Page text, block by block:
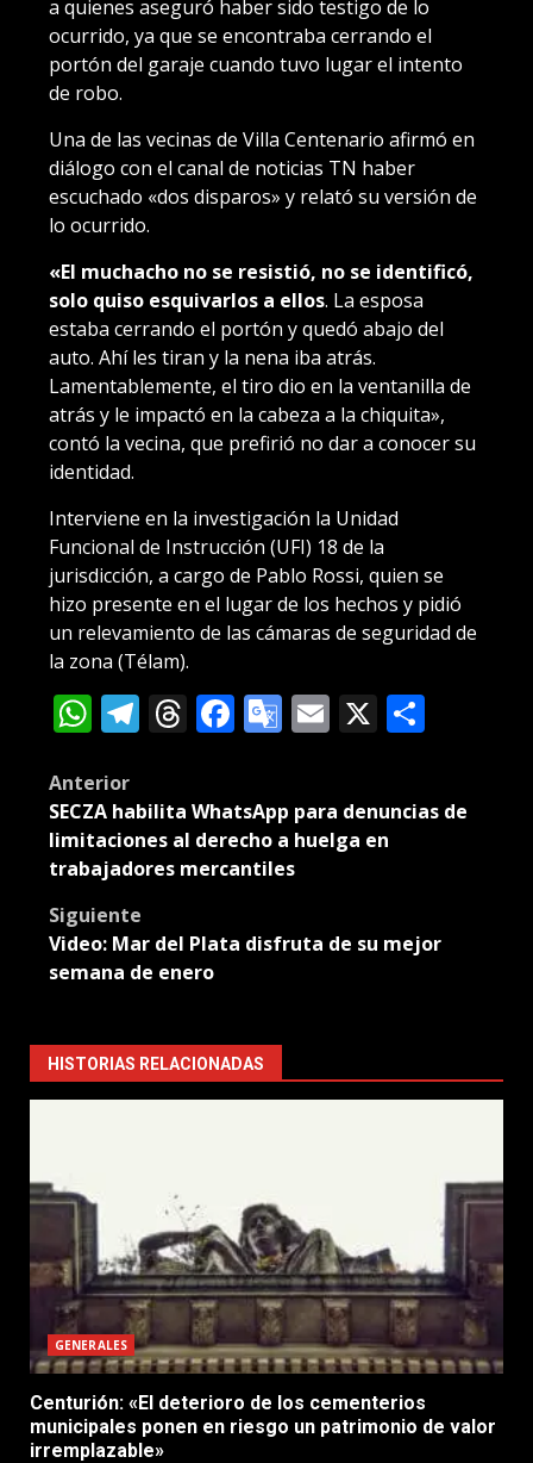
a quienes aseguró haber sido testigo de lo
ocurrido, ya que se encontraba cerrando el
portón del garaje cuando tuvo lugar el intento
de robo.
Una de las vecinas de Villa Centenario afirmó en
diálogo con el canal de noticias TN haber
escuchado «dos disparos» y relató su versión de
lo ocurrido.
«El muchacho no se resistió, no se identificó,
solo quiso esquivarlos a ellos. La esposa
estaba cerrando el portón y quedó abajo del
auto. Ahí les tiran y la nena iba atrás.
Lamentablemente, el tiro dio en la ventanilla de
atrás y le impactó en la cabeza a la chiquita»,
contó la vecina, que prefirió no dar a conocer su
identidad.
Interviene en la investigación la Unidad
Funcional de Instrucción (UFI) 18 de la
jurisdicción, a cargo de Pablo Rossi, quien se
hizo presente en el lugar de los hechos y pidió
un relevamiento de las cámaras de seguridad de
la zona (Télam).
WhatsApp
Telegram
Threads
Facebook
Google
Email
X
Post
navigation
Anterior
SECZA habilita WhatsApp para denuncias de
limitaciones al derecho a huelga en
trabajadores mercantiles
Siguiente
Video: Mar del Plata disfruta de su mejor
semana de enero
HISTORIAS RELACIONADAS
GENERALES
Centurión: «El deterioro de los cementerios
municipales ponen en riesgo un patrimonio de valor
irremplazable»